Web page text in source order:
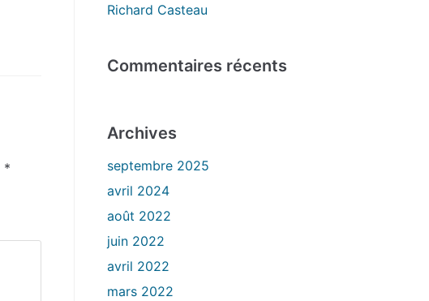
*
Richard Casteau
Commentaires récents
Archives
septembre 2025
avril 2024
août 2022
juin 2022
avril 2022
mars 2022